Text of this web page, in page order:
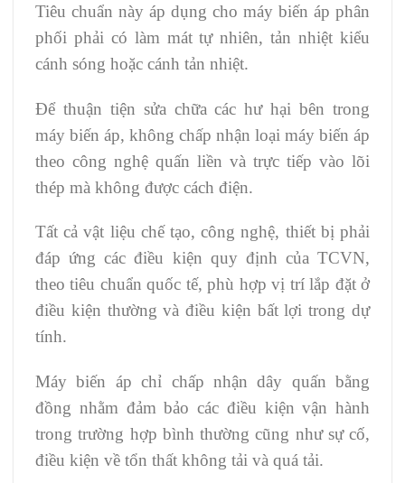
Tiêu chuẩn này áp dụng cho máy biến áp phân
phối phải có làm mát tự nhiên, tản nhiệt kiểu
cánh sóng hoặc cánh tản nhiệt.
Để thuận tiện sửa chữa các hư hại bên trong
máy biến áp, không chấp nhận loại máy biến áp
theo công nghệ quấn liền và trực tiếp vào lõi
thép mà không được cách điện.
Tất cả vật liệu chế tạo, công nghệ, thiết bị phải
đáp ứng các điều kiện quy định của TCVN,
theo tiêu chuẩn quốc tế, phù hợp vị trí lắp đặt ở
điều kiện thường và điều kiện bất lợi trong dự
tính.
Máy biến áp chỉ chấp nhận dây quấn bằng
đồng nhằm đảm bảo các điều kiện vận hành
trong trường hợp bình thường cũng như sự cố,
điều kiện về tổn thất không tải và quá tải.